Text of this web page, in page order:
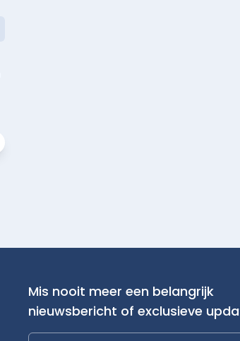
Mis nooit meer een belangrijk
nieuwsbericht of exclusieve